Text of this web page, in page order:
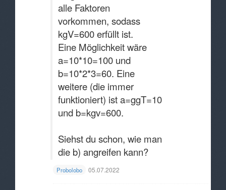
alle Faktoren
vorkommen, sodass
kgV=600 erfüllt ist.
Eine Möglichkeit wäre
a=10*10=100 und
b=10*2*3=60. Eine
weitere (die immer
funktioniert) ist a=ggT=10
und b=kgv=600.
Siehst du schon, wie man
die b) angreifen kann?
Probolobo 05.07.2022